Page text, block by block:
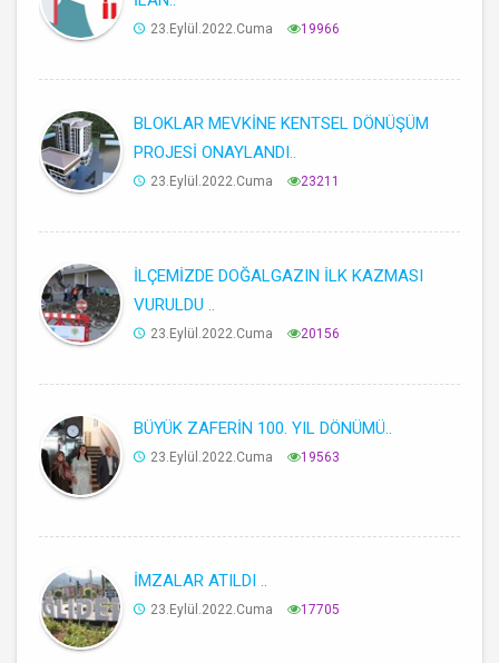
23.Eylül.2022.Cuma 19966
BLOKLAR MEVKİNE KENTSEL DÖNÜŞÜM
PROJESİ ONAYLANDI..
23.Eylül.2022.Cuma 23211
İLÇEMİZDE DOĞALGAZIN İLK KAZMASI
VURULDU ..
23.Eylül.2022.Cuma 20156
BÜYÜK ZAFERİN 100. YIL DÖNÜMÜ..
23.Eylül.2022.Cuma 19563
İMZALAR ATILDI ..
23.Eylül.2022.Cuma 17705